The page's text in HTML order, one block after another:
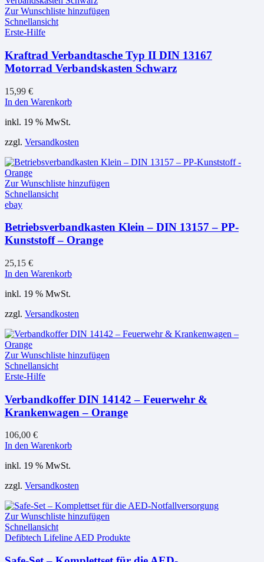
Zur Wunschliste hinzufügen
Schnellansicht
Erste-Hilfe
Kraftrad Verbandtasche Typ II DIN 13167
Motorrad Verbandskasten Schwarz
15,99 €
In den Warenkorb
inkl. 19 % MwSt.
zzgl. Versandkosten
Zur Wunschliste hinzufügen
Schnellansicht
ebay
Betriebsverbandkasten Klein – DIN 13157 – PP-
Kunststoff – Orange
25,15 €
In den Warenkorb
inkl. 19 % MwSt.
zzgl. Versandkosten
Zur Wunschliste hinzufügen
Schnellansicht
Erste-Hilfe
Verbandkoffer DIN 14142 – Feuerwehr &
Krankenwagen – Orange
106,00 €
In den Warenkorb
inkl. 19 % MwSt.
zzgl. Versandkosten
Zur Wunschliste hinzufügen
Schnellansicht
Defibtech Lifeline AED Produkte